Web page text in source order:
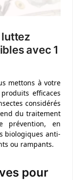
luttez
avec 1
mettons à votre
efficaces
considérés
du traitement
prévention, en
biologiques anti-
ou rampants.
pour